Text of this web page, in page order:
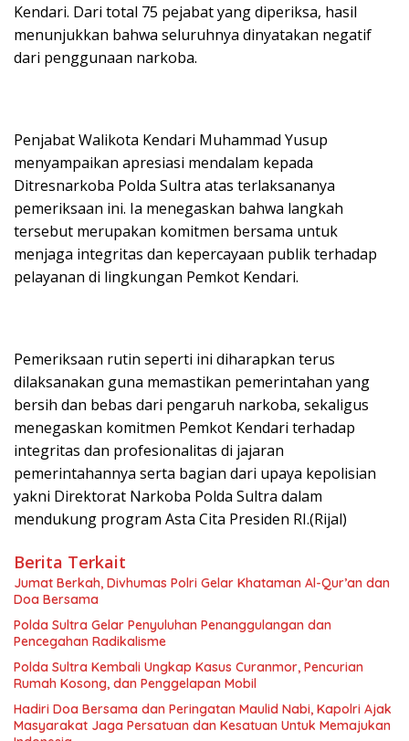
Kendari. Dari total 75 pejabat yang diperiksa, hasil
menunjukkan bahwa seluruhnya dinyatakan negatif
dari penggunaan narkoba.
Penjabat Walikota Kendari Muhammad Yusup
menyampaikan apresiasi mendalam kepada
Ditresnarkoba Polda Sultra atas terlaksananya
pemeriksaan ini. Ia menegaskan bahwa langkah
tersebut merupakan komitmen bersama untuk
menjaga integritas dan kepercayaan publik terhadap
pelayanan di lingkungan Pemkot Kendari.
Pemeriksaan rutin seperti ini diharapkan terus
dilaksanakan guna memastikan pemerintahan yang
bersih dan bebas dari pengaruh narkoba, sekaligus
menegaskan komitmen Pemkot Kendari terhadap
integritas dan profesionalitas di jajaran
pemerintahannya serta bagian dari upaya kepolisian
yakni Direktorat Narkoba Polda Sultra dalam
mendukung program Asta Cita Presiden RI.(Rijal)
Berita Terkait
Jumat Berkah, Divhumas Polri Gelar Khataman Al-Qur’an dan
Doa Bersama
Polda Sultra Gelar Penyuluhan Penanggulangan dan
Pencegahan Radikalisme
Polda Sultra Kembali Ungkap Kasus Curanmor, Pencurian
Rumah Kosong, dan Penggelapan Mobil
Hadiri Doa Bersama dan Peringatan Maulid Nabi, Kapolri Ajak
Masyarakat Jaga Persatuan dan Kesatuan Untuk Memajukan